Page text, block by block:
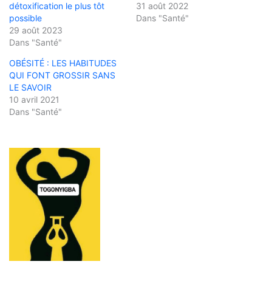
détoxification le plus tôt
possible
29 août 2023
Dans "Santé"
31 août 2022
Dans "Santé"
OBÉSITÉ : LES HABITUDES
QUI FONT GROSSIR SANS
LE SAVOIR
10 avril 2021
Dans "Santé"